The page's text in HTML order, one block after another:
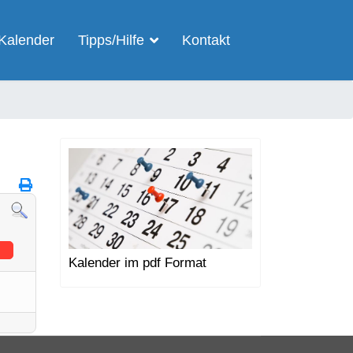
Tipps/Hilfe Kontakt
Kalender im pdf Format